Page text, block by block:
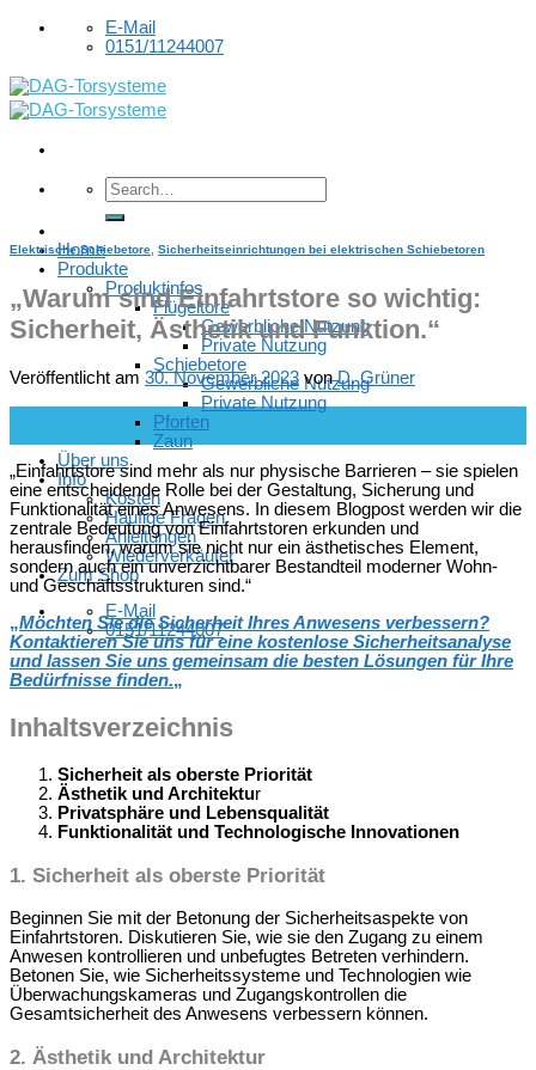
Skip
E-Mail
0151/11244007
Home
Produkte
Produktinfos
Flügeltore
Gewerbliche Nutzung
Private Nutzung
Schiebetore
Gewerbliche Nutzung
Private Nutzung
Pforten
Zaun
Über uns
Info
Kosten
Häufige Fragen
Anleitungen
Wiederverkäufer
Zum Shop
E-Mail
0151/11244007
Elektrische Schiebetore Sicherheitseinrichtungen bei elektrischen Schiebetoren
„Warum sind Einfahrtstore so wichtig:
Sicherheit, Ästhetik und Funktion.“
Veröffentlicht am 30. November 2023 vonD. Grüner
„Einfahrtstore sind mehr als nur physische Barrieren – sie spielen
eine entscheidende Rolle bei der Gestaltung, Sicherung und
Funktionalität eines Anwesens. In diesem Blogpost werden wir die
zentrale Bedeutung von Einfahrtstoren erkunden und
herausfinden, warum sie nicht nur ein ästhetisches Element,
sondern auch ein unverzichtbarer Bestandteil moderner Wohn-
und Geschäftsstrukturen sind.“
„Möchten Sie die Sicherheit Ihres Anwesens verbessern?
Kontaktieren Sie uns für eine kostenlose Sicherheitsanalyse
und lassen Sie uns gemeinsam die besten Lösungen für Ihre
Bedürfnisse finden.„
Inhaltsverzeichnis
Sicherheit als oberste Priorität
Ästhetik und Architektur
Privatsphäre und Lebensqualität
Funktionalität und Technologische Innovationen
1. Sicherheit als oberste Priorität
Beginnen Sie mit der Betonung der Sicherheitsaspekte von
Einfahrtstoren. Diskutieren Sie, wie sie den Zugang zu einem
Anwesen kontrollieren und unbefugtes Betreten verhindern.
Betonen Sie, wie Sicherheitssysteme und Technologien wie
Überwachungskameras und Zugangskontrollen die
Gesamtsicherheit des Anwesens verbessern können.
2. Ästhetik und Architektur